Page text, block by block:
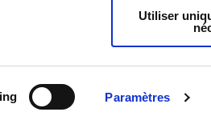
Paramètres
Utiliser
P. Iva 01551260506